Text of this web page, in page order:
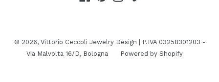
© 2026, Vittorio Ceccoli Jewelry Design | P.IVA 03258301203 -
Via Malvolta 16/D, Bologna
Powered by Shopify